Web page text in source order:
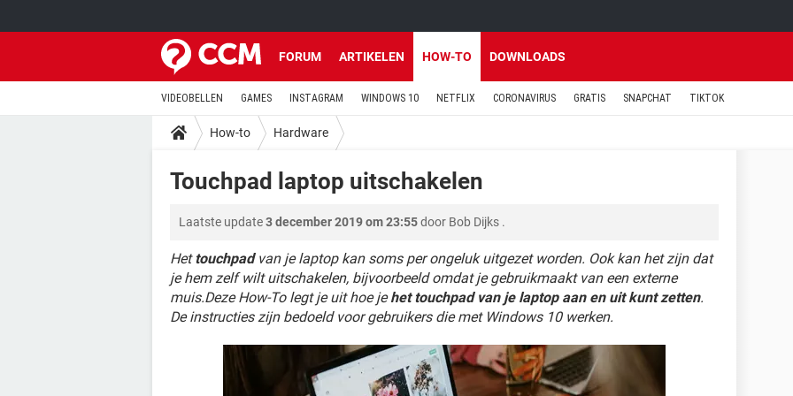
FORUM ARTIKELEN HOW-TO DOWNLOADS
VIDEOBELLEN GAMES INSTAGRAM WINDOWS 10 NETFLIX CORONAVIRUS GRATIS SNAPCHAT TIKTOK
How-to Hardware
Touchpad laptop uitschakelen
Laatste update3 december 2019 om 23:55door Bob Dijks .
Hettouchpadvan je laptop kan soms per ongeluk uitgezet worden. Ook kan het zijn dat
je hem zelf wilt uitschakelen, bijvoorbeeld omdat je gebruikmaakt van een externe
muis.Deze How-To legt je uit hoe jehet touchpad van je laptop aan en uit kunt zetten.
De instructies zijn bedoeld voor gebruikers die met Windows 10 werken.